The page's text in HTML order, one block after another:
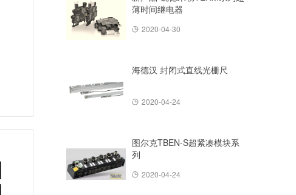
薄时间继电器
2020-04-30
海德汉 封闭式直线光栅尺
2020-04-24
图尔克TBEN-S超紧凑模块系
列
2020-04-24